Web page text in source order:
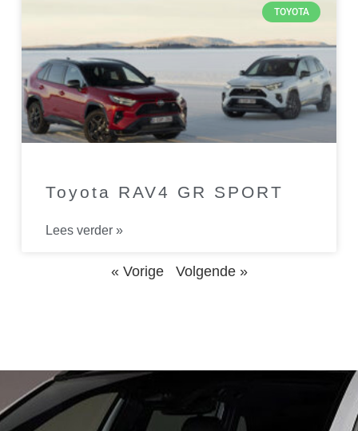
TOYOTA
Toyota RAV4 GR SPORT
Lees verder »
« Vorige Volgende »